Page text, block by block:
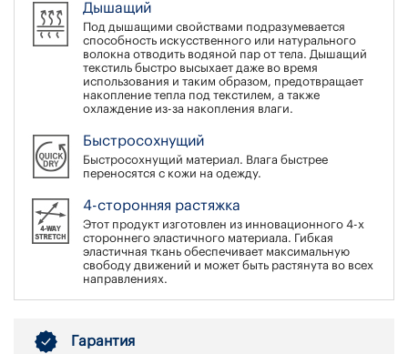
Дышащий
Под дышащими свойствами подразумевается
способность искусственного или натурального
волокна отводить водяной пар от тела. Дышащий
текстиль быстро высыхает даже во время
использования и таким образом, предотвращает
накопление тепла под текстилем, а также
охлаждение из-за накопления влаги.
Быстросохнущий
Быстросохнущий материал. Влага быстрее
переносятся с кожи на одежду.
4-сторонняя растяжка
Этот продукт изготовлен из инновационного 4-х
стороннего эластичного материала. Гибкая
эластичная ткань обеспечивает максимальную
свободу движений и может быть растянута во всех
направлениях.
Гарантия